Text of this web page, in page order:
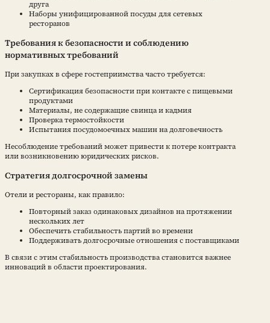
друга
Наборы унифицированной посуды для сетевых
ресторанов
Требования к безопасности и соблюдению
нормативных требований
При закупках в сфере гостеприимства часто требуется:
Сертификация безопасности при контакте с пищевыми
продуктами
Материалы, не содержащие свинца и кадмия
Проверка термостойкости
Испытания посудомоечных машин на долговечность
Несоблюдение требований может привести к потере контракта
или возникновению юридических рисков.
Стратегия долгосрочной замены
Отели и рестораны, как правило:
Повторный заказ одинаковых дизайнов на протяжении
нескольких лет
Обеспечить стабильность партий во времени
Поддерживать долгосрочные отношения с поставщиками
В связи с этим стабильность производства становится важнее
инноваций в области проектирования.